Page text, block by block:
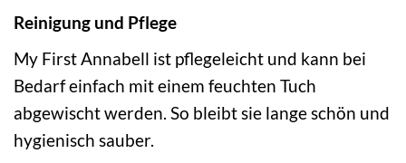
Reinigung und Pflege
My First Annabell ist pflegeleicht und kann bei
Bedarf einfach mit einem feuchten Tuch
abgewischt werden. So bleibt sie lange schön und
hygienisch sauber.